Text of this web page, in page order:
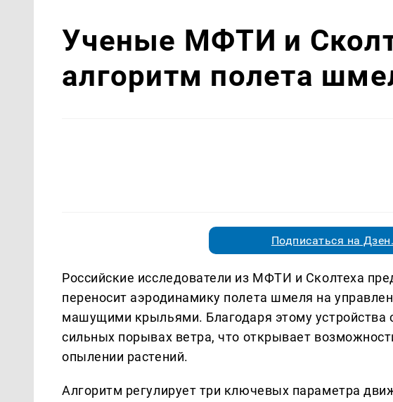
Ученые МФТИ и
алгоритм полета
Подписаться на
Российские исследователи из МФТИ и Сколтеха
переносит аэродинамику полета шмеля на
машущими крыльями. Благодаря этому устройства
сильных порывах ветра, что открывает
опылении растений.
Алгоритм регулирует три ключевых параметра